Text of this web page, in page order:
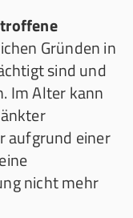
Gründen in
sind und
Im Alter kann
aufgrund einer
nicht mehr